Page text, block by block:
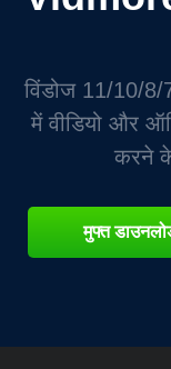
विंडोज 11/10/
में वीडियो और
करने
मुफ्त